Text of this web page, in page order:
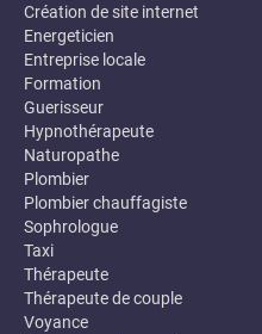
Création de site internet
Energeticien
Entreprise locale
Formation
Guerisseur
Hypnothérapeute
Naturopathe
Plombier
Plombier chauffagiste
Sophrologue
Taxi
Thérapeute
Thérapeute de couple
Voyance